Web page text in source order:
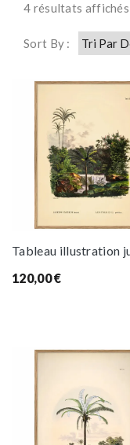
4 résultats affichés
Sort By :
Tableau illustration
120,00€